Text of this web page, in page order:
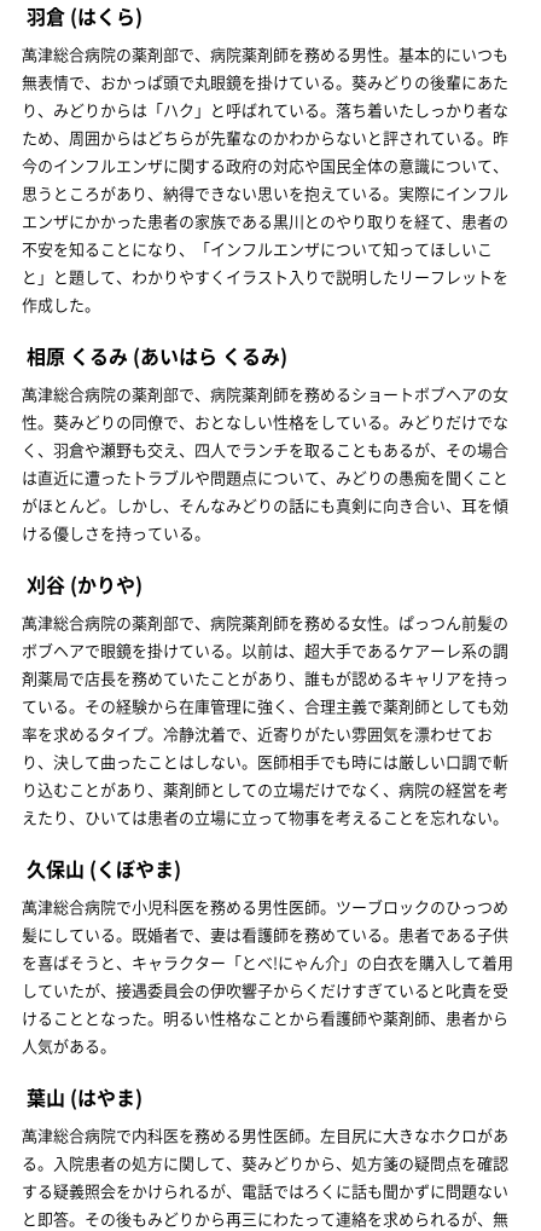
羽倉 (はくら)
萬津総合病院の薬剤部で、病院薬剤師を務める男性。基本的にいつも
無表情で、おかっぱ頭で丸眼鏡を掛けている。葵みどりの後輩にあた
り、みどりからは「ハク」と呼ばれている。落ち着いたしっかり者な
ため、周囲からはどちらが先輩なのかわからないと評されている。昨
今のインフルエンザに関する政府の対応や国民全体の意識について、
思うところがあり、納得できない思いを抱えている。実際にインフル
エンザにかかった患者の家族である黒川とのやり取りを経て、患者の
不安を知ることになり、「インフルエンザについて知ってほしいこ
と」と題して、わかりやすくイラスト入りで説明したリーフレットを
作成した。
相原 くるみ (あいはら くるみ)
萬津総合病院の薬剤部で、病院薬剤師を務めるショートボブヘアの女
性。葵みどりの同僚で、おとなしい性格をしている。みどりだけでな
く、羽倉や瀬野も交え、四人でランチを取ることもあるが、その場合
は直近に遭ったトラブルや問題点について、みどりの愚痴を聞くこと
がほとんど。しかし、そんなみどりの話にも真剣に向き合い、耳を傾
ける優しさを持っている。
刈谷 (かりや)
萬津総合病院の薬剤部で、病院薬剤師を務める女性。ぱっつん前髪の
ボブヘアで眼鏡を掛けている。以前は、超大手であるケアーレ系の調
剤薬局で店長を務めていたことがあり、誰もが認めるキャリアを持っ
ている。その経験から在庫管理に強く、合理主義で薬剤師としても効
率を求めるタイプ。冷静沈着で、近寄りがたい雰囲気を漂わせてお
り、決して曲ったことはしない。医師相手でも時には厳しい口調で斬
り込むことがあり、薬剤師としての立場だけでなく、病院の経営を考
えたり、ひいては患者の立場に立って物事を考えることを忘れない。
久保山 (くぼやま)
萬津総合病院で小児科医を務める男性医師。ツーブロックのひっつめ
髪にしている。既婚者で、妻は看護師を務めている。患者である子供
を喜ばそうと、キャラクター「とべ!にゃん介」の白衣を購入して着用
していたが、接遇委員会の伊吹響子からくだけすぎていると叱責を受
けることとなった。明るい性格なことから看護師や薬剤師、患者から
人気がある。
葉山 (はやま)
萬津総合病院で内科医を務める男性医師。左目尻に大きなホクロがあ
る。入院患者の処方に関して、葵みどりから、処方箋の疑問点を確認
する疑義照会をかけられるが、電話ではろくに話も聞かずに問題ない
と即答。その後もみどりから再三にわたって連絡を求められるが、無